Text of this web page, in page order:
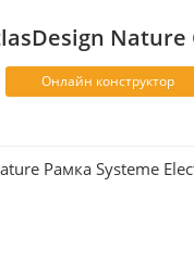
Nature
Онлайн конструктор